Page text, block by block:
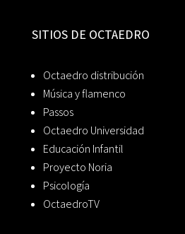
SITIOS DE OCTAEDRO
Octaedro distribución
Música y flamenco
Passos
Octaedro Universidad
Educación Infantil
Proyecto Noria
Psicología
OctaedroTV